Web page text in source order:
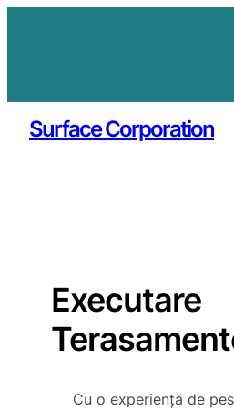
Surface Corporation
Executare
Cu o experiență de